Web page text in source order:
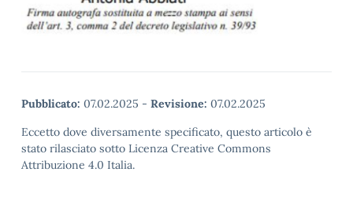
Pubblicato: 07.02.2025 - Revisione: 07.02.2025
Eccetto dove diversamente specificato, questo articolo è
stato rilasciato sotto Licenza Creative Commons
Attribuzione 4.0 Italia.